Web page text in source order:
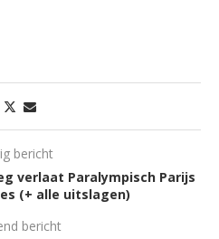
bericht
verlaat Paralympisch Parijs
(+ alle uitslagen)
bericht